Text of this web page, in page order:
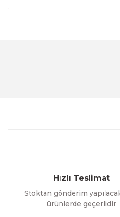
Hızlı Teslimat
Stoktan gönderim
ürünlerde geçerlidir